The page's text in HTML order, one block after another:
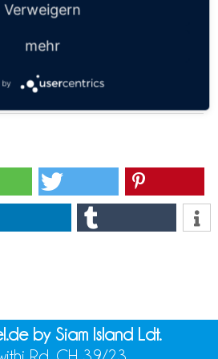
by Siam Island Ldt.
Verweigern
mehr
by